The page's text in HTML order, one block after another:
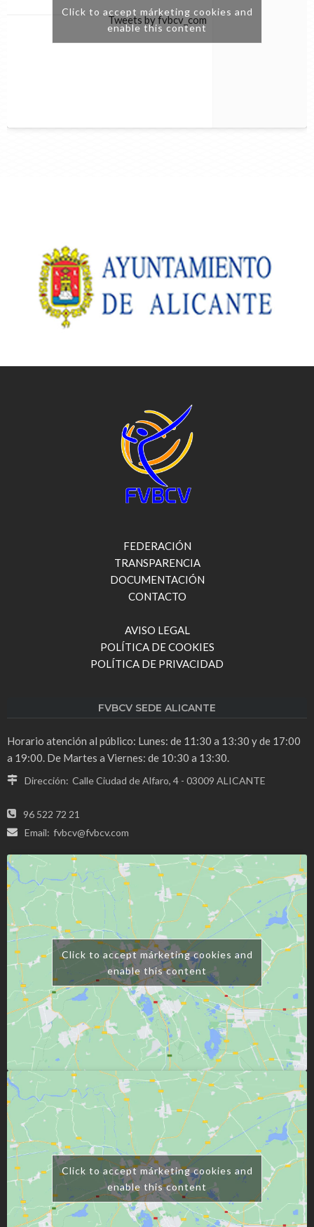
Tweets by fvbcv_com
Click to accept márketing cookies and
enable this content
FEDERACIÓN
TRANSPARENCIA
DOCUMENTACIÓN
CONTACTO
AVISO LEGAL
POLÍTICA DE COOKIES
POLÍTICA DE PRIVACIDAD
FVBCV SEDE ALICANTE
Horario atención al público: Lunes: de 11:30 a 13:30 y de 17:00
a 19:00. De Martes a Viernes: de 10:30 a 13:30.
Dirección: Calle Ciudad de Alfaro, 4 - 03009 ALICANTE
96 522 72 21
Email: fvbcv@fvbcv.com
Click to accept márketing cookies and
enable this content
Click to accept márketing cookies and
enable this content